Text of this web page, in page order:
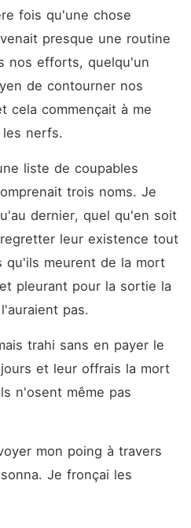
fois qu'une chose
presque une routine
nos efforts, quelqu'un
de contourner nos
cela commençait à me
nerfs.
liste de coupables
trois noms. Je
dernier, quel qu'en soit
leur existence tout
qu'ils meurent de la mort
pleurant pour la sortie la
pas.
trahi sans en payer le
et leur offrais la mort
n'osent même pas
mon poing à travers
Je fronçai les